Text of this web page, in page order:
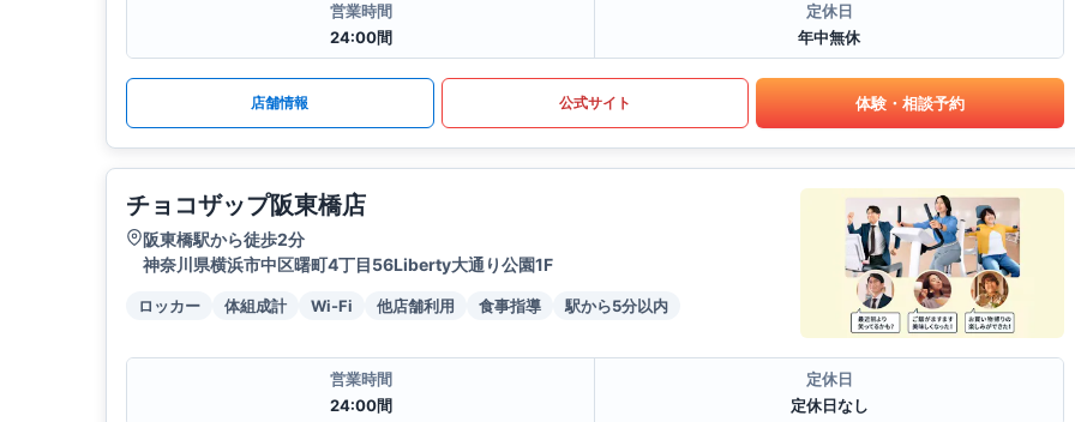
営業時間
24:00間
定休日
年中無休
店舗情報 公式サイト 体験・相談予約
チョコザップ阪東橋店
阪東橋駅から徒歩2分
神奈川県横浜市中区曙町4丁目56Liberty大通り公園1F
ロッカー 体組成計 Wi-Fi 他店舗利用 食事指導 駅から5分以内
営業時間
24:00間
定休日
定休日なし